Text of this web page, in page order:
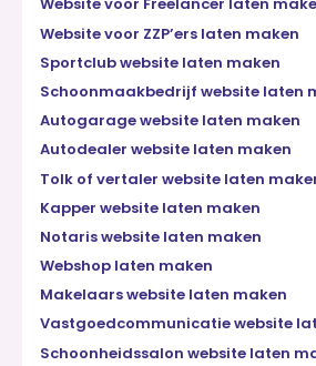
Website voor Freelancer laten
Website voor ZZP’ers laten maken
Sportclub website laten maken
Schoonmaakbedrijf website laten
Autogarage website laten maken
Autodealer website laten maken
Tolk of vertaler website laten
Kapper website laten maken
Notaris website laten maken
Webshop laten maken
Makelaars website laten maken
Vastgoedcommunicatie website
Schoonheidssalon website laten